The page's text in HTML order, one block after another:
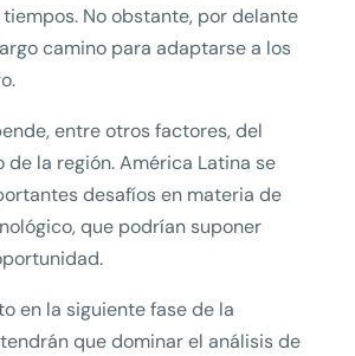
No obstante, por delante
camino para adaptarse a los
entre otros factores, del
de la región. América Latina se
desafíos en materia de
que podrían suponer
en la siguiente fase de la
que dominar el análisis de